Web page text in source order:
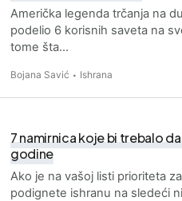
Američka legenda trčanja na
podelio 6 korisnih saveta na
tome šta…
Bojana Savić Ishrana
7 namirnica koje bi trebalo
godine
Ako je na vašoj listi prioriteta
podignete ishranu na sledeći